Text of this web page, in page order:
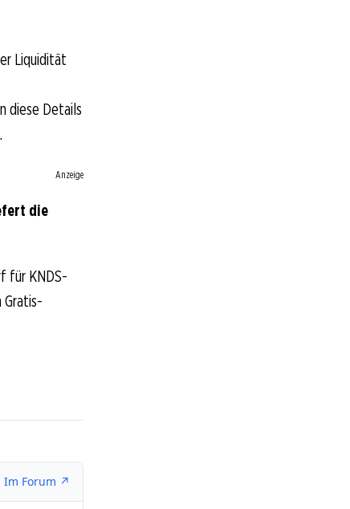
Liquidität
diese Details
Anzeige
die
für KNDS-
Gratis-